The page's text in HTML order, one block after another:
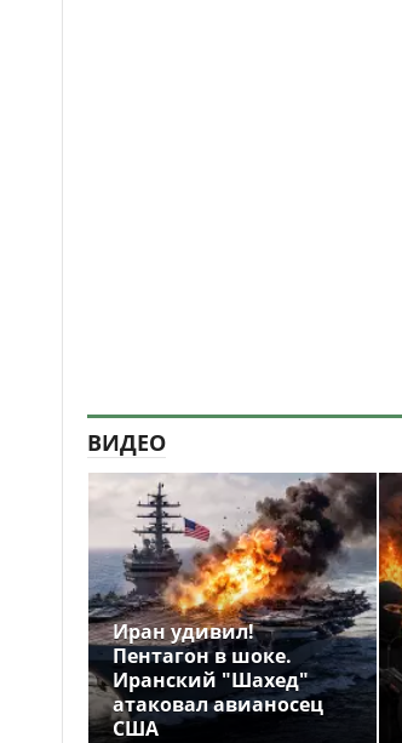
ВИДЕО
Иран удивил!
Пентагон в шоке.
Иранский "Шахед"
атаковал авианосец
США